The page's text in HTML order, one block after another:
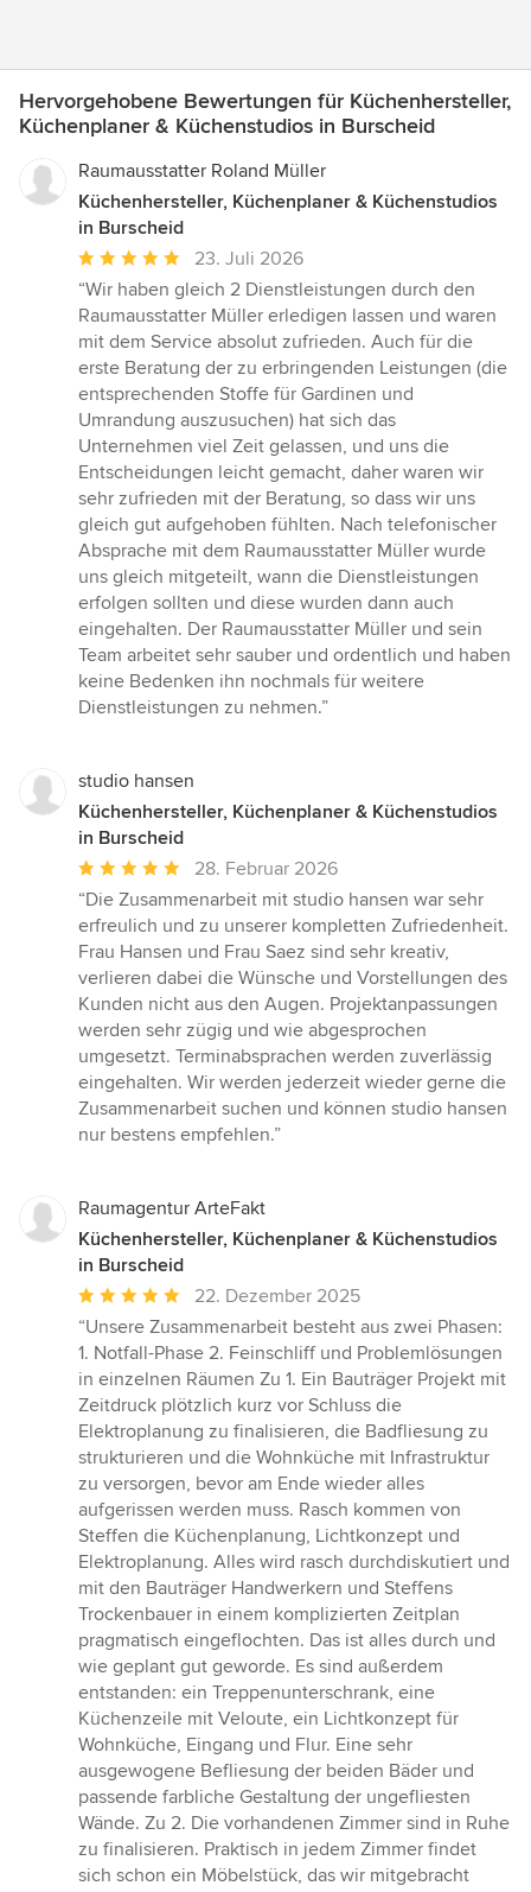
Hervorgehobene Bewertungen für Küchenhersteller,
Küchenplaner & Küchenstudios in Burscheid
Raumausstatter Roland Müller
Küchenhersteller, Küchenplaner & Küchenstudios
in Burscheid
Durchschnittliche
Bewertung:
5
von
5
Sternen
23. Juli 2026
“Wir haben gleich 2 Dienstleistungen durch den
Raumausstatter Müller erledigen lassen und waren
mit dem Service absolut zufrieden. Auch für die
erste Beratung der zu erbringenden Leistungen (die
entsprechenden Stoffe für Gardinen und
Umrandung auszusuchen) hat sich das
Unternehmen viel Zeit gelassen, und uns die
Entscheidungen leicht gemacht, daher waren wir
sehr zufrieden mit der Beratung, so dass wir uns
gleich gut aufgehoben fühlten. Nach telefonischer
Absprache mit dem Raumausstatter Müller wurde
uns gleich mitgeteilt, wann die Dienstleistungen
erfolgen sollten und diese wurden dann auch
eingehalten. Der Raumausstatter Müller und sein
Team arbeitet sehr sauber und ordentlich und haben
keine Bedenken ihn nochmals für weitere
Dienstleistungen zu nehmen.”
studio hansen
Küchenhersteller, Küchenplaner & Küchenstudios
in Burscheid
Durchschnittliche
Bewertung:
5
von
5
Sternen
28. Februar 2026
“Die Zusammenarbeit mit studio hansen war sehr
erfreulich und zu unserer kompletten Zufriedenheit.
Frau Hansen und Frau Saez sind sehr kreativ,
verlieren dabei die Wünsche und Vorstellungen des
Kunden nicht aus den Augen. Projektanpassungen
werden sehr zügig und wie abgesprochen
umgesetzt. Terminabsprachen werden zuverlässig
eingehalten. Wir werden jederzeit wieder gerne die
Zusammenarbeit suchen und können studio hansen
nur bestens empfehlen.”
Raumagentur ArteFakt
Küchenhersteller, Küchenplaner & Küchenstudios
in Burscheid
Durchschnittliche
Bewertung:
5
von
5
Sternen
22. Dezember 2025
“Unsere Zusammenarbeit besteht aus zwei Phasen:
1. Notfall-Phase 2. Feinschliff und Problemlösungen
in einzelnen Räumen Zu 1. Ein Bauträger Projekt mit
Zeitdruck plötzlich kurz vor Schluss die
Elektroplanung zu finalisieren, die Badfliesung zu
strukturieren und die Wohnküche mit Infrastruktur
zu versorgen, bevor am Ende wieder alles
aufgerissen werden muss. Rasch kommen von
Steffen die Küchenplanung, Lichtkonzept und
Elektroplanung. Alles wird rasch durchdiskutiert und
mit den Bauträger Handwerkern und Steffens
Trockenbauer in einem komplizierten Zeitplan
pragmatisch eingeflochten. Das ist alles durch und
wie geplant gut geworde. Es sind außerdem
entstanden: ein Treppenunterschrank, eine
Küchenzeile mit Veloute, ein Lichtkonzept für
Wohnküche, Eingang und Flur. Eine sehr
ausgewogene Befliesung der beiden Bäder und
passende farbliche Gestaltung der ungefliesten
Wände. Zu 2. Die vorhandenen Zimmer sind in Ruhe
zu finalisieren. Praktisch in jedem Zimmer findet
sich schon ein Möbelstück, das wir mitgebracht